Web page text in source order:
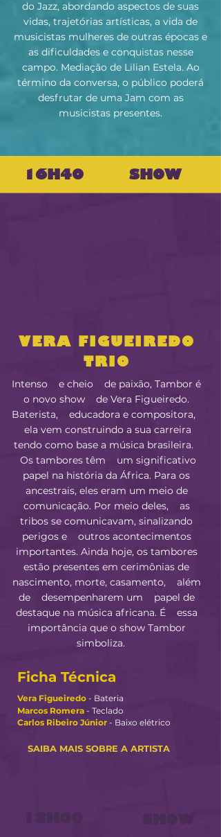
do Jazz, abordando aspectos de suas
vidas, trajetórias artísticas, a vida de
musicistas mulheres de outras épocas e
as dificuldades e conquistas nesse
campo. Mediação de Lilian Estela. Ao
término da conversa, o público poderá
desfrutar de uma Jam com as
musicistas presentes.
16H40 SHOW
VERA FIGUEIREDO
TRIO
Intenso e cheio de paixão, Tambor é
o novo show de Vera Figueiredo.
Baterista, educadora e compositora,
ela vem construindo a sua carreira
tendo como base a música brasileira.
Os tambores têm um significativo
papel na história da África. Para os
ancestrais, eles eram um meio de
comunicação. Por meio deles, as
tribos se comunicavam, sinalizando
perigos e outros acontecimentos
importantes. Ainda hoje, os tambores
estão presentes em cerimônias de
nascimento, morte, casamento, além
de desempenharem um papel de
destaque na música africana. É essa
importância que o show Tambor
simboliza.
SAIBA MAIS SOBRE A ARTISTA
Ficha Técnica
Vera Figueiredo - Bateria
Marcos Romera - Teclado
Carlos Ribeiro Júnior - Baixo elétrico